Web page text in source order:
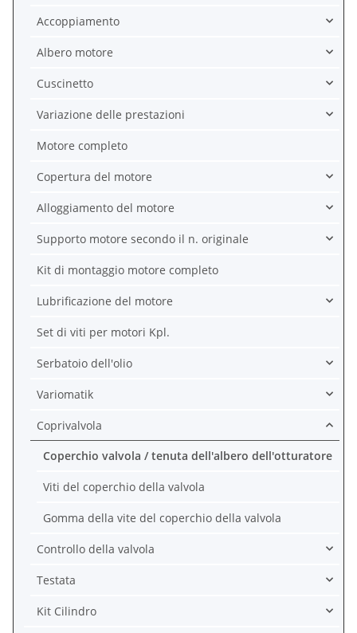
Accoppiamento
Albero motore
Cuscinetto
Variazione delle prestazioni
Motore completo
Copertura del motore
Alloggiamento del motore
Supporto motore secondo il n. originale
Kit di montaggio motore completo
Lubrificazione del motore
Set di viti per motori Kpl.
Serbatoio dell'olio
Variomatik
Coprivalvola
Coperchio valvola / tenuta dell'albero dell'otturatore
Viti del coperchio della valvola
Gomma della vite del coperchio della valvola
Controllo della valvola
Testata
Kit Cilindro